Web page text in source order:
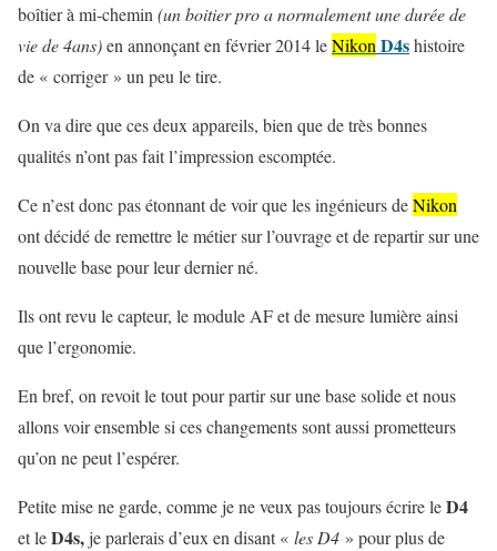
boîtier à mi-chemin (un boitier pro a normalement une durée de
vie de 4ans)en annonçant en février 2014 leNikon D4shistoire
de « corriger » un peu le tire.
On va dire que ces deux appareils, bien que de très bonnes
qualités n’ont pas fait l’impression escomptée.
Ce n’est donc pas étonnant de voir que les ingénieurs deNikon
ont décidé de remettre le métier sur l’ouvrage et de repartir sur une
nouvelle base pour leur dernier né.
Ils ont revu le capteur, le module AF et de mesure lumière ainsi
que l’ergonomie.
En bref, on revoit le tout pour partir sur une base solide et nous
allons voir ensemble si ces changements sont aussi prometteurs
qu’on ne peut l’espérer.
Petite mise ne garde, comme je ne veux pas toujours écrire leD4
et leD4s,je parlerais d’eux en disant « les D4 » pour plus de